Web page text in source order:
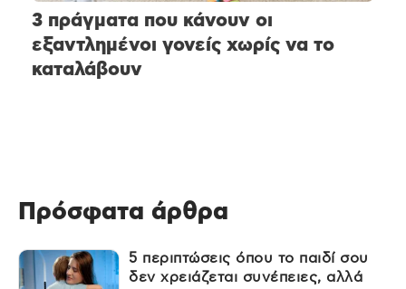
3 πράγματα που κάνουν οι
εξαντλημένοι γονείς χωρίς να το
καταλάβουν
Πρόσφατα άρθρα
5 περιπτώσεις όπου το παιδί σου
δεν χρειάζεται συνέπειες, αλλά